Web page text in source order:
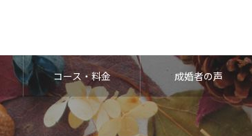
コース・料金 成婚者の声